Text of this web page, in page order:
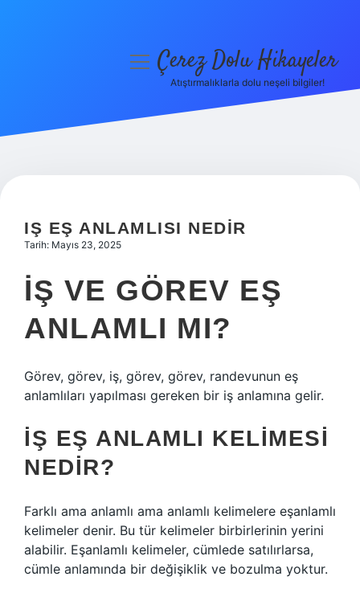
Hakkımızda
menüyüÇerez Dolu Hikayeler
Atıştırmalıklarla dolu neşeli bilgiler!
IŞ EŞ ANLAMLISI NEDIR
Tarih: Mayıs 23, 2025
İŞ VE GÖREV EŞ
ANLAMLI MI?
Görev, görev, iş, görev, görev, randevunun eş
anlamlıları yapılması gereken bir iş anlamına gelir.
İŞ EŞ ANLAMLI KELIMESI
NEDIR?
Farklı ama anlamlı ama anlamlı kelimelere eşanlamlı
kelimeler denir. Bu tür kelimeler birbirlerinin yerini
alabilir. Eşanlamlı kelimeler, cümlede satılırlarsa,
cümle anlamında bir değişiklik ve bozulma yoktur.